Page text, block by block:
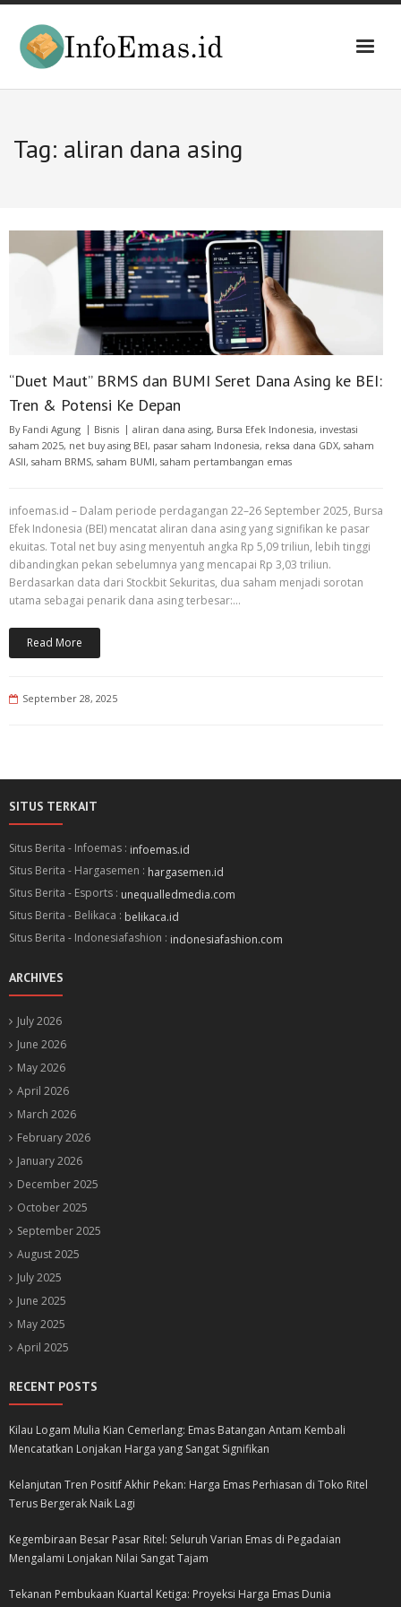
Skip
content
Tag: aliran dana asing
“Duet Maut” BRMS dan BUMI Seret Dana Asing ke BEI:
Tren & Potensi Ke Depan
By Fandi Agung Bisnis aliran dana asing, Bursa Efek Indonesia, investasi
saham 2025, net buy asing BEI, pasar saham Indonesia, reksa dana GDX, saham
ASII, saham BRMS, saham BUMI, saham pertambangan emas
infoemas.id – Dalam periode perdagangan 22–26 September 2025, Bursa
Efek Indonesia (BEI) mencatat aliran dana asing yang signifikan ke pasar
ekuitas. Total net buy asing menyentuh angka Rp 5,09 triliun, lebih tinggi
dibandingkan pekan sebelumnya yang mencapai Rp 3,03 triliun.
Berdasarkan data dari Stockbit Sekuritas, dua saham menjadi sorotan
utama sebagai penarik dana asing terbesar:…
Read More
September 28, 2025
SITUS TERKAIT
Situs Berita - Infoemas : infoemas.id
Situs Berita - Hargasemen : hargasemen.id
Situs Berita - Esports : unequalledmedia.com
Situs Berita - Belikaca : belikaca.id
Situs Berita - Indonesiafashion : indonesiafashion.com
ARCHIVES
July 2026
June 2026
May 2026
April 2026
March 2026
February 2026
January 2026
December 2025
October 2025
September 2025
August 2025
July 2025
June 2025
May 2025
April 2025
RECENT POSTS
Kilau Logam Mulia Kian Cemerlang: Emas Batangan Antam Kembali
Mencatatkan Lonjakan Harga yang Sangat Signifikan
Kelanjutan Tren Positif Akhir Pekan: Harga Emas Perhiasan di Toko Ritel
Terus Bergerak Naik Lagi
Kegembiraan Besar Pasar Ritel: Seluruh Varian Emas di Pegadaian
Mengalami Lonjakan Nilai Sangat Tajam
Tekanan Pembukaan Kuartal Ketiga: Proyeksi Harga Emas Dunia